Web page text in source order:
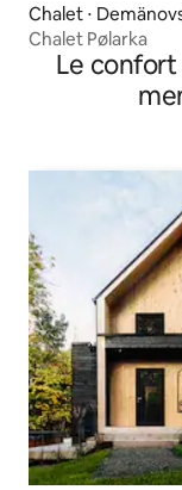
Chalet ⋅
Chalet Pølarka
Le